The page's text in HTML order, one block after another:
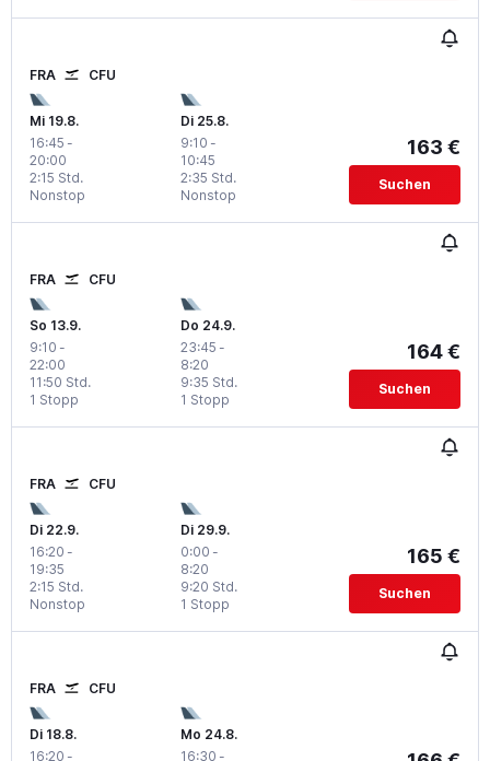
FRA CFU
Mi 19.8.
16:45 -
20:00
Nonstop
2:15 Std.
Di 25.8.
9:10 -
10:45
Nonstop
2:35 Std.
163 €
Suchen
FRA CFU
So 13.9.
9:10 -
22:00
1 Stopp
11:50 Std.
Do 24.9.
23:45 -
8:20
1 Stopp
9:35 Std.
164 €
Suchen
FRA CFU
Di 22.9.
16:20 -
19:35
Nonstop
2:15 Std.
Di 29.9.
0:00 -
8:20
1 Stopp
9:20 Std.
165 €
Suchen
FRA CFU
Di 18.8.
16:20 -
Mo 24.8.
16:30 -